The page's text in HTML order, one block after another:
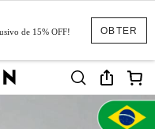
OBTER
de 15% OFF!